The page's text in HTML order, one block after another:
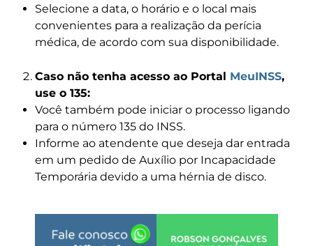
Selecione a data, o horário e o local mais
convenientes para a realização da perícia
médica, de acordo com sua disponibilidade.
Caso não tenha acesso ao Portal MeuINSS,
use o 135:
Você também pode iniciar o processo ligando
para o número 135 do INSS.
Informe ao atendente que deseja dar entrada
em um pedido de Auxílio por Incapacidade
Temporária devido a uma hérnia de disco.